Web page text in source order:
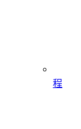
程